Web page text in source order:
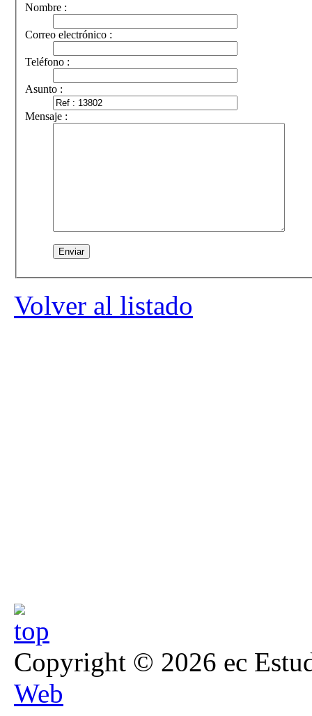
Nombre :
Correo electrónico :
Teléfono :
Asunto :
Mensaje :
Volver al listado
Copyright © 2026 ec
Web